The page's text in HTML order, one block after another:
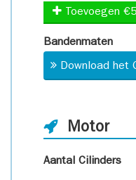
Toevoegen €5
Bandenmaten
Download het
Motor
Aantal Cilinders